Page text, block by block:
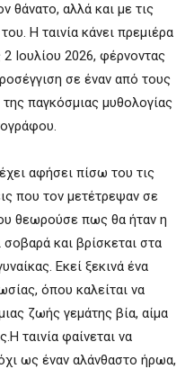
θάνατο, αλλά και με τις
Η ταινία κάνει πρεμιέρα
2 Ιουλίου 2026, φέρνοντας
σε έναν από τους
παγκόσμιας μυθολογίας
αφήσει πίσω του τις
που τον μετέτρεψαν σε
θεωρούσε πως θα ήταν η
σοβαρά και βρίσκεται στα
Εκεί ξεκινά ένα
όπου καλείται να
ζωής γεμάτης βία, αίμα
ταινία φαίνεται να
ως έναν αλάνθαστο ήρωα,